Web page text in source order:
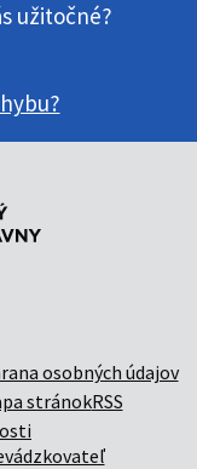
užitočné?
osobných údajov
stránokRSS